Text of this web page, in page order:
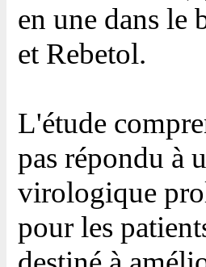
en une dans le
et Rebetol.
L'étude
pas répondu à
virologique
pour les